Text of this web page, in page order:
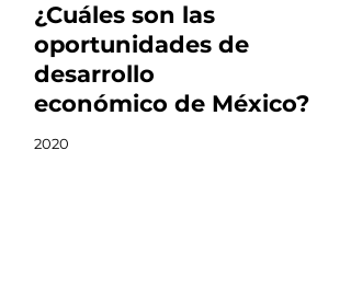
¿Cuáles son las
oportunidades de
desarrollo
económico de México?
2020